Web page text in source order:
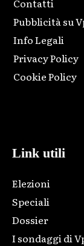
Contatti
Pubblicità su
Info Legali
Privacy Policy
Cookie Policy
Link utili
Elezioni
Speciali
Dossier
I sondaggi di